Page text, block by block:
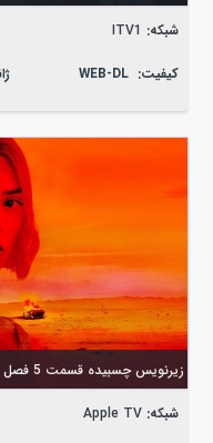
شبکه: ITV1
کیفیت: WEB-DL
زیرنویس چسبیده قسمت 5 فصل اول اضافه شد
شبکه: Apple TV